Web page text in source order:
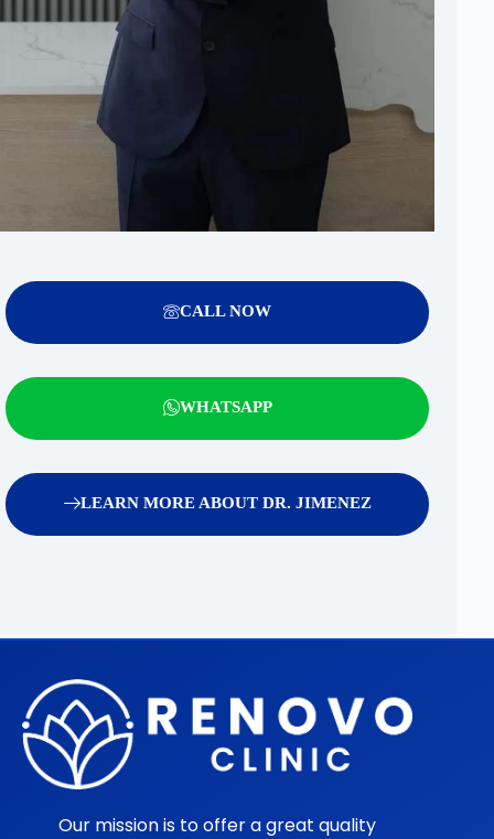
CALL NOW
WHATSAPP
LEARN MORE ABOUT DR. JIMENEZ
Our mission is to offer a great quality